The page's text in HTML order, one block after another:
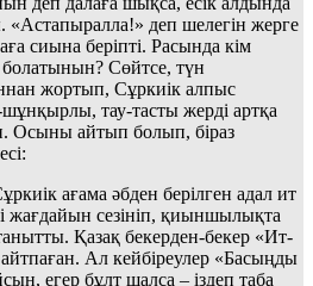
«Астапыралла!» деп шелегін жерге
сиына беріпті. Расында кім
Сөйтсе, түн
жортып, Сұркиік алпыс
тау-тасты жерді артқа
Осыны айтып болып, біраз
ағама әбден берілген адал ит
жағдайын сезініп, қиыншылықта
Қазақ бекерден-бекер «Ит-
Ал кейбіреулер «Басыңды
егер бұлт шалса – іздеп таба